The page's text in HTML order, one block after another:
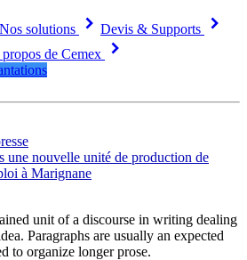
Nos solutions keyboard_arrow_right Devis & Supports keyboard_arrow_right
de Cemex keyboard_arrow_right
une nouvelle unité de production de
à Marignane
unit of a discourse in writing dealing
Paragraphs are usually an expected
to organize longer prose.